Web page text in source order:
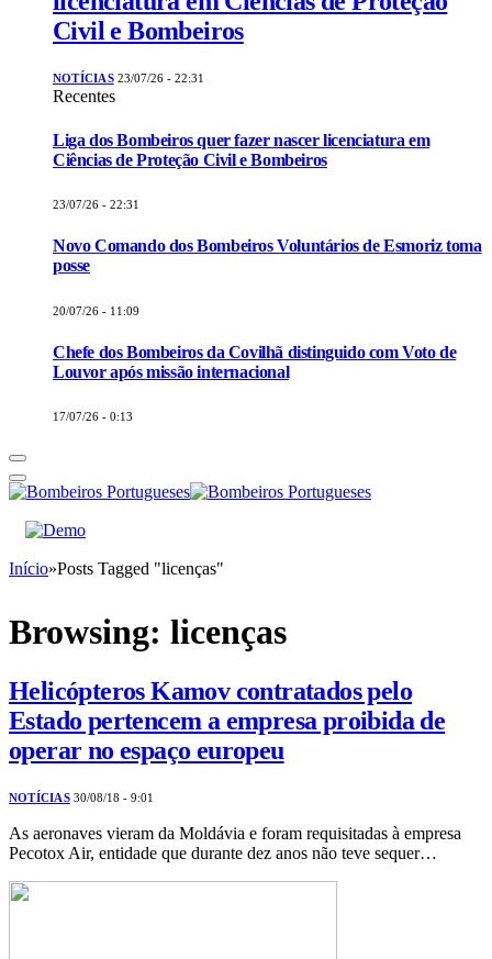
Civil e Bombeiros
NOTÍCIAS 23/07/26 - 22:31
Recentes
Liga dos Bombeiros quer fazer nascer licenciatura em
Ciências de Proteção Civil e Bombeiros
23/07/26 - 22:31
Novo Comando dos Bombeiros Voluntários de Esmoriz toma
posse
20/07/26 - 11:09
Chefe dos Bombeiros da Covilhã distinguido com Voto de
Louvor após missão internacional
17/07/26 - 0:13
Início»Posts Tagged "licenças"
Browsing: licenças
Helicópteros Kamov contratados pelo
Estado pertencem a empresa proibida de
operar no espaço europeu
NOTÍCIAS 30/08/18 - 9:01
As aeronaves vieram da Moldávia e foram requisitadas à empresa
Pecotox Air, entidade que durante dez anos não teve sequer…